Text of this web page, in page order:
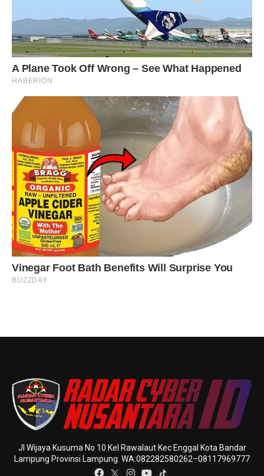
Jl Wijaya Kusuma No 10 Kel Rawalaut Kec Enggal Kota Bandar
Lampung Provinsi Lampung. WA:082282580262–08117969777